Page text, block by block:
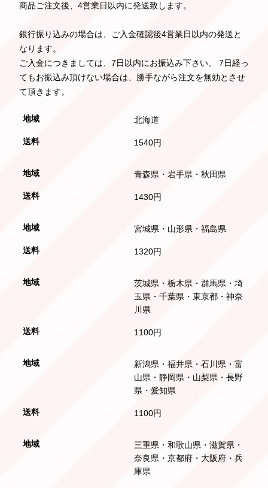
商品ご注文後、4営業日以内に発送致します。
銀行振り込みの場合は、ご入金確認後4営業日以内の発送と
なります。
ご入金につきましては、7日以内にお振込み下さい。 7日経っ
てもお振込み頂けない場合は、勝手ながら注文を無効とさせ
て頂きます。
北海道
1540円
青森県・岩手県・秋田県
1430円
宮城県・山形県・福島県
1320円
茨城県・栃木県・群馬県・埼
玉県・千葉県・東京都・神奈
川県
1100円
新潟県・福井県・石川県・富
山県・静岡県・山梨県・長野
県・愛知県
1100円
三重県・和歌山県・滋賀県・
奈良県・京都府・大阪府・兵
庫県